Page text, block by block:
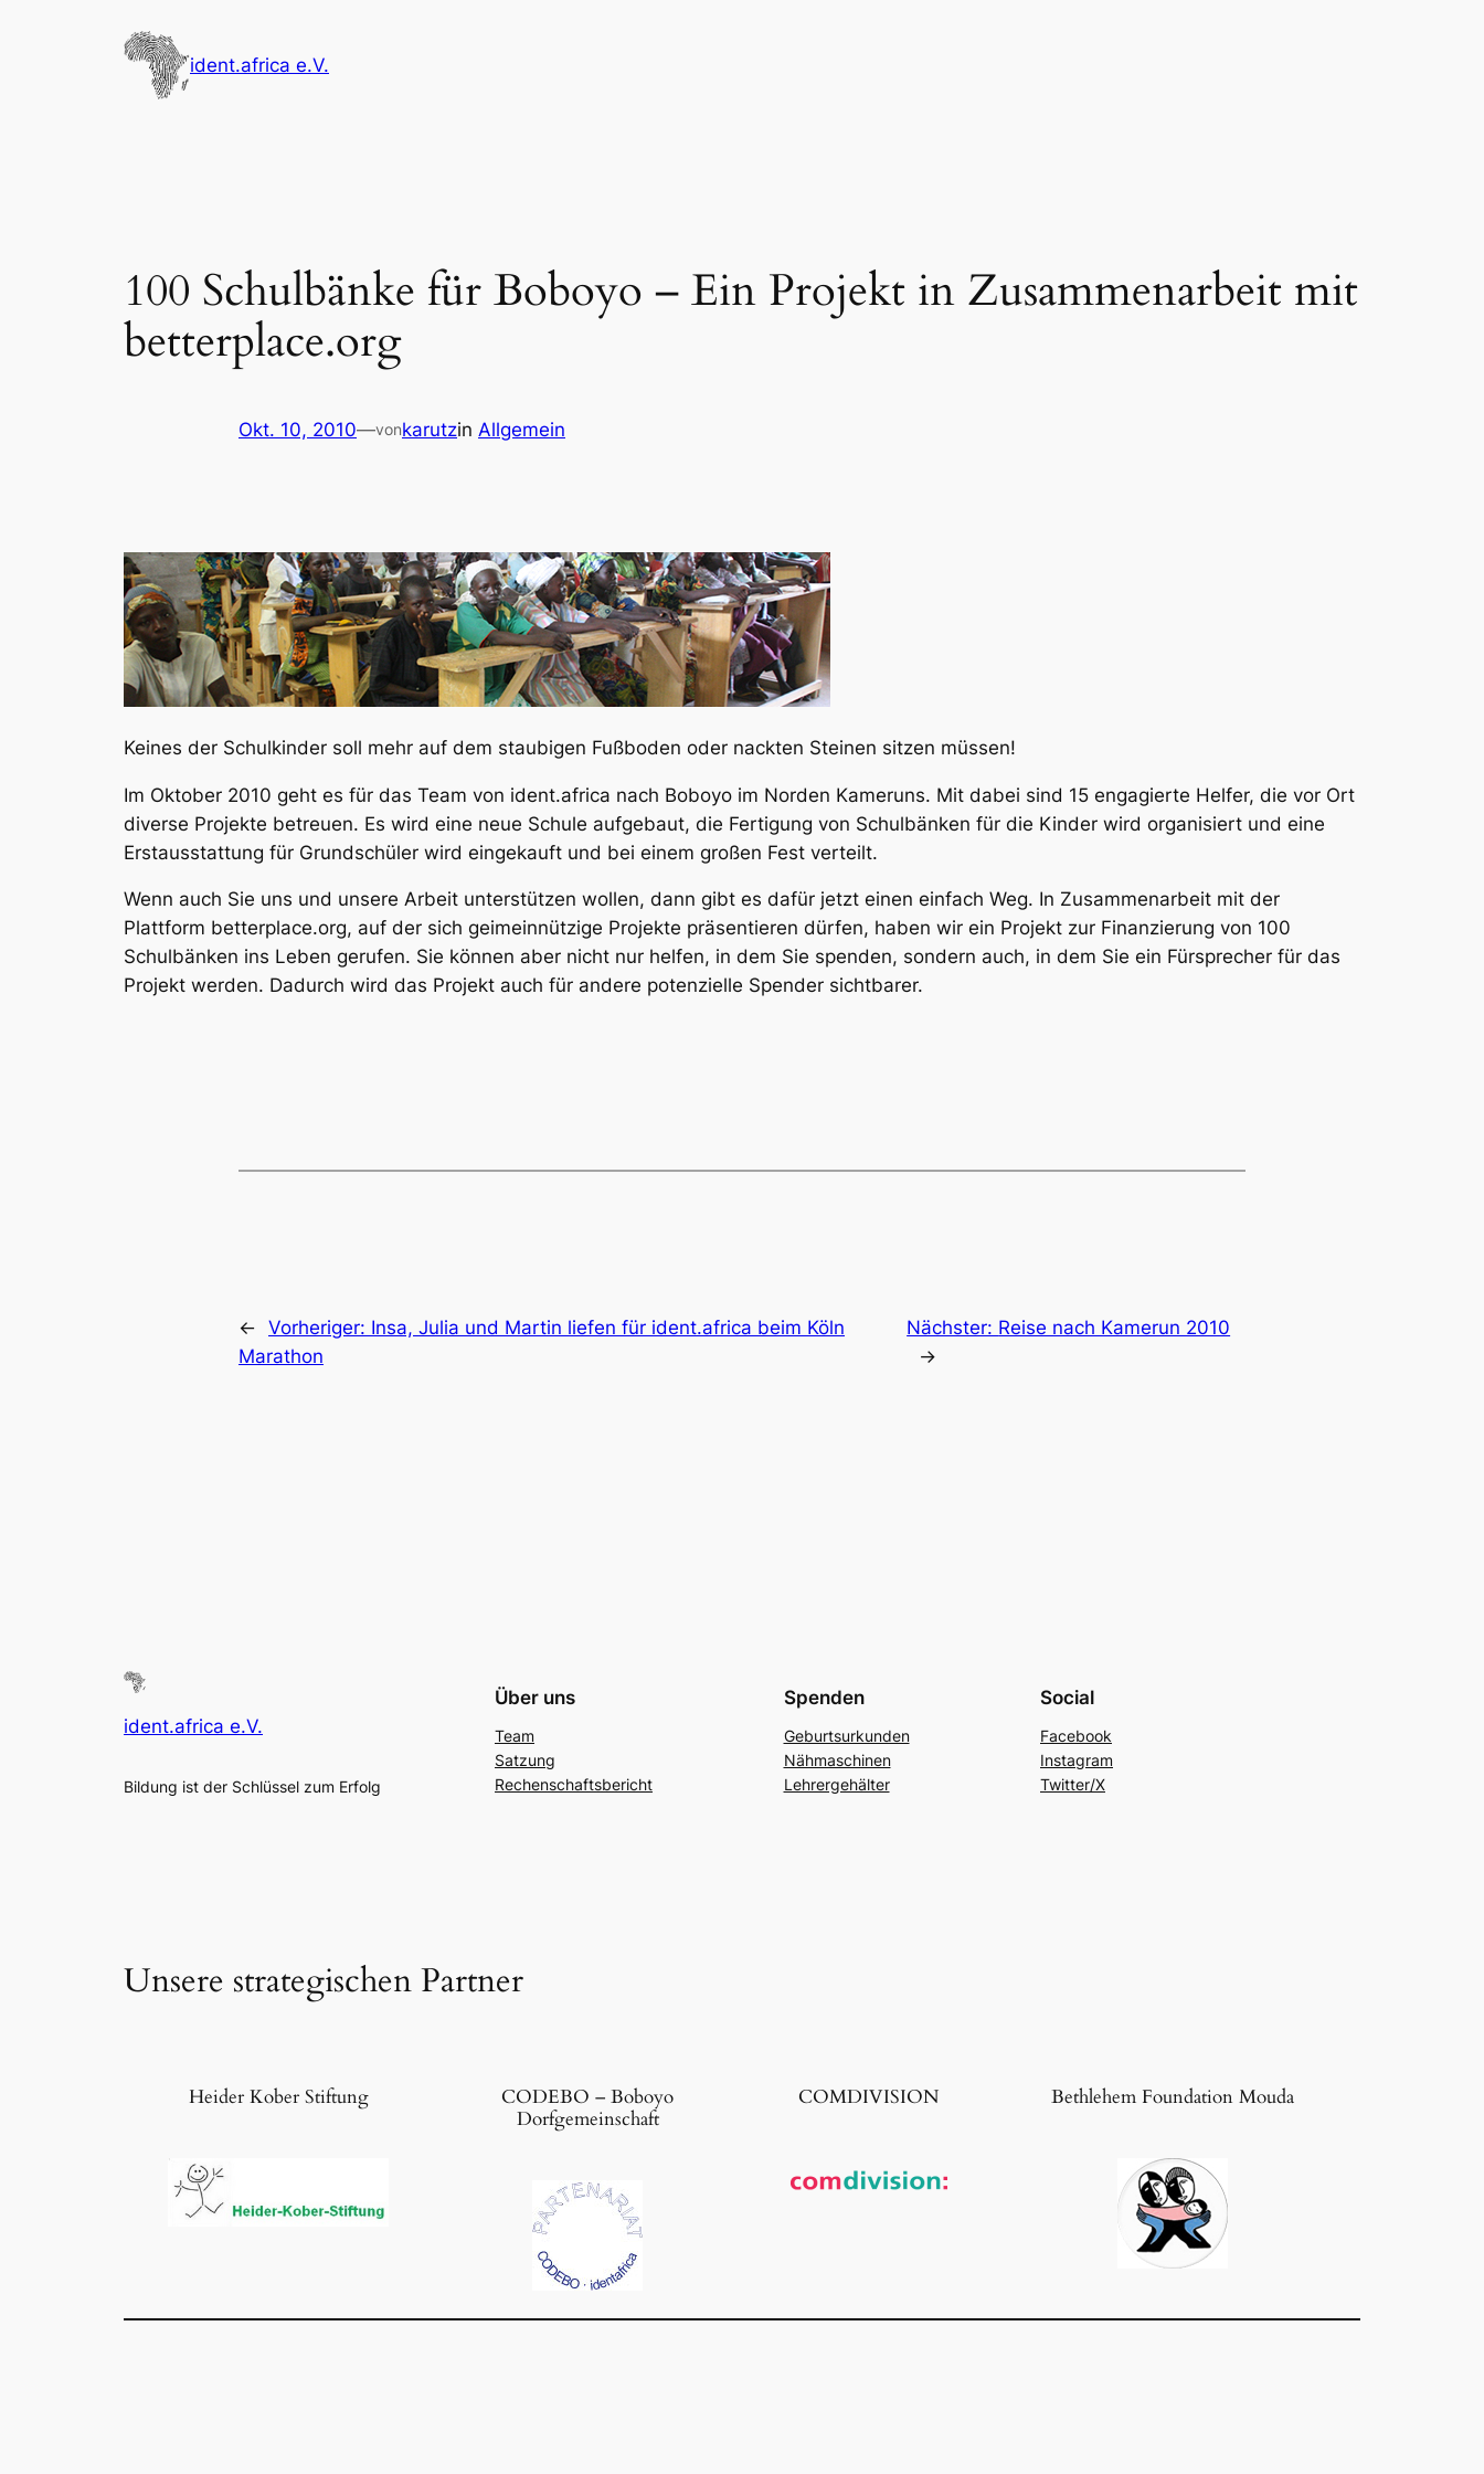
ident.africa e.V.
100 Schulbänke für Boboyo – Ein Projekt in Zusammenarbeit mit
betterplace.org
Okt. 10, 2010—vonkarutzin Allgemein
Keines der Schulkinder soll mehr auf dem staubigen Fußboden oder nackten Steinen sitzen müssen!
Im Oktober 2010 geht es für das Team von ident.africa nach Boboyo im Norden Kameruns. Mit dabei sind 15 engagierte Helfer, die vor Ort
diverse Projekte betreuen. Es wird eine neue Schule aufgebaut, die Fertigung von Schulbänken für die Kinder wird organisiert und eine
Erstausstattung für Grundschüler wird eingekauft und bei einem großen Fest verteilt.
Wenn auch Sie uns und unsere Arbeit unterstützen wollen, dann gibt es dafür jetzt einen einfach Weg. In Zusammenarbeit mit der
Plattform betterplace.org, auf der sich geimeinnützige Projekte präsentieren dürfen, haben wir ein Projekt zur Finanzierung von 100
Schulbänken ins Leben gerufen. Sie können aber nicht nur helfen, in dem Sie spenden, sondern auch, in dem Sie ein Fürsprecher für das
Projekt werden. Dadurch wird das Projekt auch für andere potenzielle Spender sichtbarer.
← Vorheriger: Insa, Julia und Martin liefen für ident.africa beim Köln
Marathon
Nächster: Reise nach Kamerun 2010
→
ident.africa e.V.
Bildung ist der Schlüssel zum Erfolg
Über uns
Team
Satzung
Rechenschaftsbericht
Spenden
Geburtsurkunden
Nähmaschinen
Lehrergehälter
Social
Facebook
Instagram
Twitter/X
Unsere strategischen Partner
Heider Kober Stiftung
CODEBO – Boboyo
Dorfgemeinschaft
COMDIVISION Bethlehem Foundation Mouda